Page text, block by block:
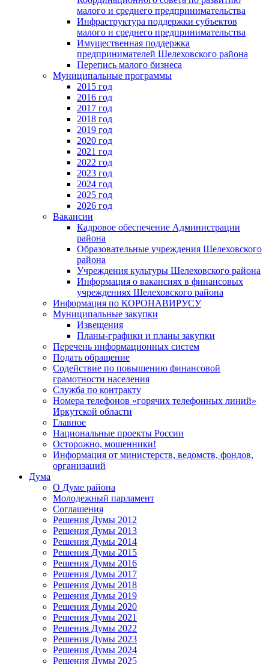
малого и среднего предпринимательства
Инфраструктура поддержки субъектов
малого и среднего предпринимательства
Имущественная поддержка
предпринимателей Шелеховского района
Перепись малого бизнеса
Муниципальные программы
2015 год
2016 год
2017 год
2018 год
2019 год
2020 год
2021 год
2022 год
2023 год
2024 год
2025 год
2026 год
Вакансии
Кадровое обеспечение Администрации
района
Образовательные учреждения Шелеховского
района
Учреждения культуры Шелеховского района
Информация о вакансиях в финансовых
учреждениях Шелеховского района
Информация по КОРОНАВИРУСУ
Муниципальные закупки
Извещения
Планы-графики и планы закупки
Перечень информационных систем
Подать обращение
Содействие по повышению финансовой
грамотности населения
Служба по контракту
Номера телефонов «горячих телефонных линий»
Иркутской области
Главное
Национальные проекты России
Осторожно, мошенники!
Информация от министерств, ведомств, фондов,
организаций
Дума
О Думе района
Молодежный парламент
Соглашения
Решения Думы 2012
Решения Думы 2013
Решения Думы 2014
Решения Думы 2015
Решения Думы 2016
Решения Думы 2017
Решения Думы 2018
Решения Думы 2019
Решения Думы 2020
Решения Думы 2021
Решения Думы 2022
Решения Думы 2023
Решения Думы 2024
Решения Думы 2025